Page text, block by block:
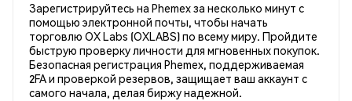
Зарегистрируйтесь на Phemex за несколько минут с
помощью электронной почты, чтобы начать
торговлю OX Labs (OXLABS) по всему миру. Пройдите
быструю проверку личности для мгновенных покупок.
Безопасная регистрация Phemex, поддерживаемая
2FA и проверкой резервов, защищает ваш аккаунт с
самого начала, делая биржу надежной.